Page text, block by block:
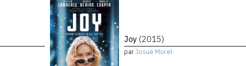
Joy (2015)
parJosué Morel